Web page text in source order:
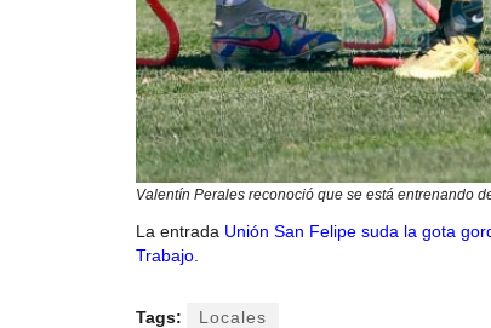
Valentín Perales reconoció que se está entrenando
La entrada Unión San Felipe suda la gota
Trabajo
Tags: Locales